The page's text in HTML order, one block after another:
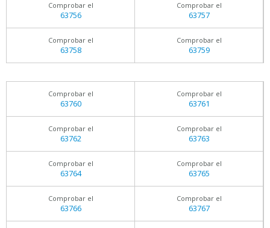
Comprobar el
63756
Comprobar el
63757
Comprobar el
63758
Comprobar el
63759
Comprobar el
63760
Comprobar el
63761
Comprobar el
63762
Comprobar el
63763
Comprobar el
63764
Comprobar el
63765
Comprobar el
63766
Comprobar el
63767